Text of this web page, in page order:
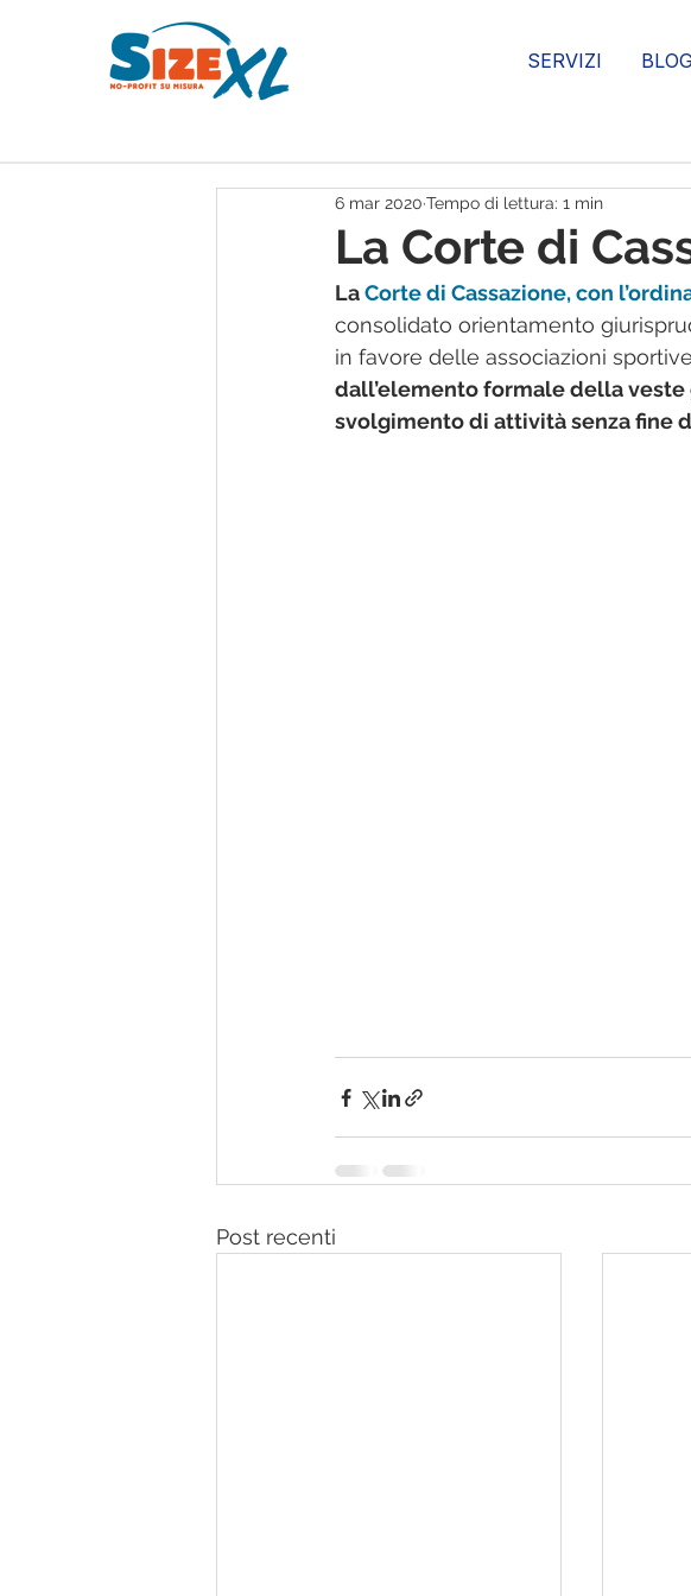
SERVIZI
La Corte di
6 mar 2020 Tempo di lettura: 1 min
La Corte di Cassazione, con
consolidato orientamento
in favore delle associazioni
dall’elemento formale della
svolgimento di attività senza fine
Post recenti